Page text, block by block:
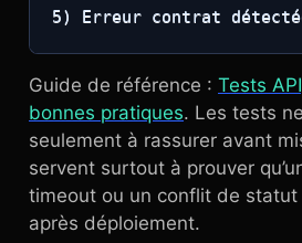
5) Erreur contrat
Guide de référence : Tests
bonnes pratiques. Les tests
seulement à rassurer avant
servent surtout à prouver
timeout ou un conflit de
après déploiement.